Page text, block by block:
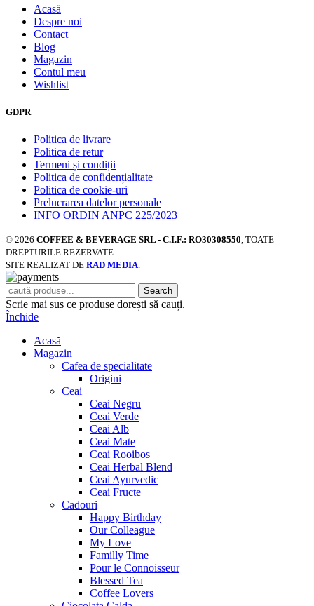
Acasă
Despre noi
Contact
Blog
Magazin
Contul meu
Wishlist
GDPR
Politica de livrare
Politica de retur
Termeni și condiții
Politica de confidențialitate
Politica de cookie-uri
Prelucrarea datelor personale
INFO ORDIN ANPC 225/2023
© 2026 COFFEE & BEVERAGE SRL - C.I.F.: RO30308550, TOATE
DREPTURILE REZERVATE.
SITE REALIZAT DE RAD MEDIA.
Search
Scrie mai sus ce produse dorești să cauți.
Închide
Acasă
Magazin
Cafea de specialitate
Origini
Ceai
Ceai Negru
Ceai Verde
Ceai Alb
Ceai Mate
Ceai Rooibos
Ceai Herbal Blend
Ceai Ayurvedic
Ceai Fructe
Cadouri
Happy Birthday
Our Colleague
My Love
Familly Time
Pour le Connoisseur
Blessed Tea
Coffee Lovers